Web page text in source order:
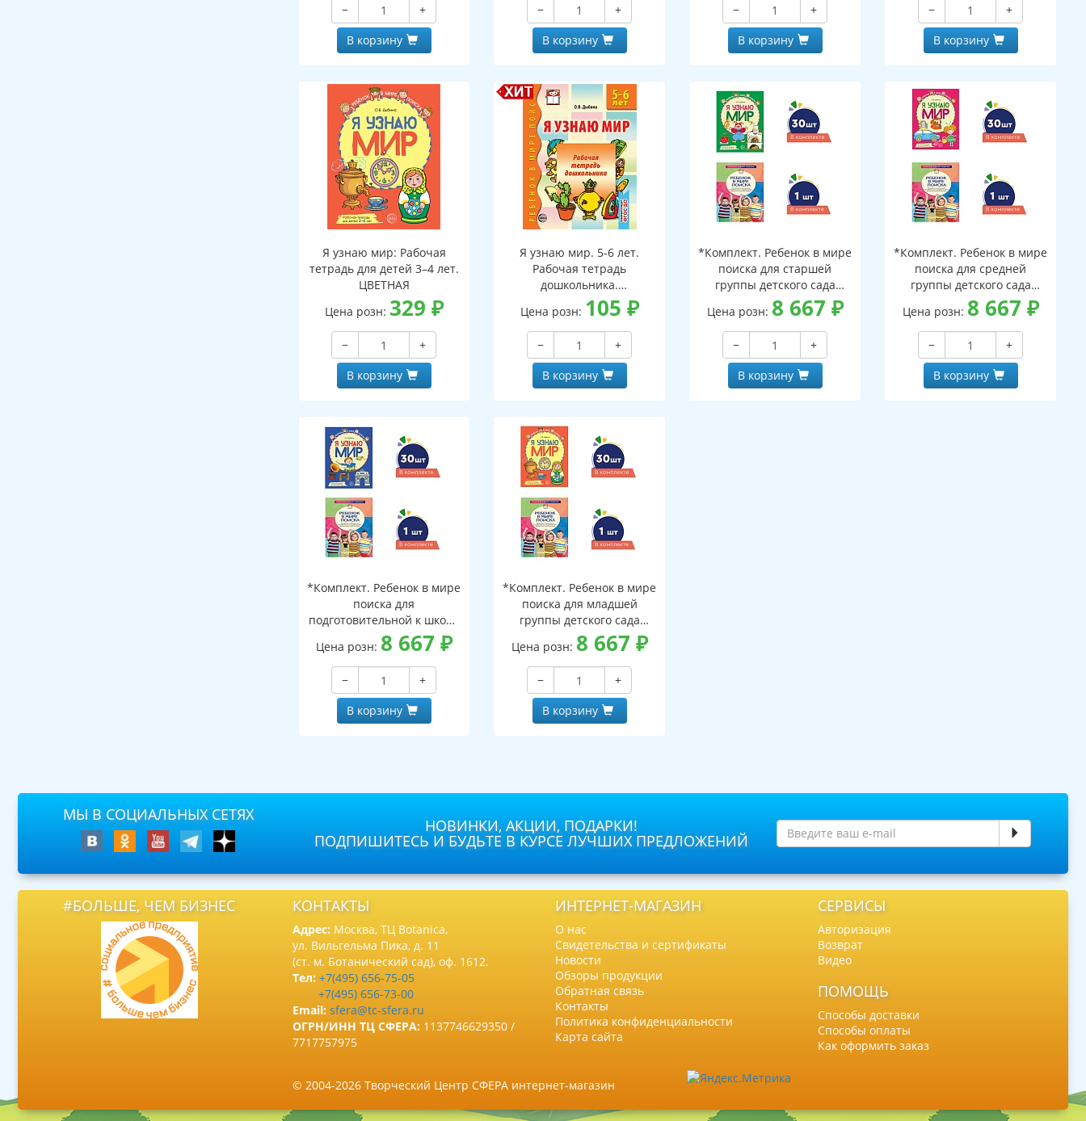
−
+
В корзину
−
+
В корзину
−
+
В корзину
−
+
В корзину
Я узнаю мир: Рабочая
тетрадь для детей 3–4 лет.
ЦВЕТНАЯ
Цена розн: 329 ₽
−
+
В корзину
Я узнаю мир. 5-6 лет.
Рабочая тетрадь
дошкольника.
Соответствует ФГОС ДО
Цена розн: 105 ₽
−
+
В корзину
*Комплект. Ребенок в мире
поиска для старшей
группы детского сада
(детям 5—6 лет)
программа+ 30 тетр
Цена розн: 8 667 ₽
−
+
В корзину
*Комплект. Ребенок в мире
поиска для средней
группы детского сада
(детям 4—5 лет)
программа+ 30 тетр
Цена розн: 8 667 ₽
−
+
В корзину
*Комплект. Ребенок в мире
поиска для
подготовительной к школе
группы детского сада
(детям 6—7 лет)
программа+ 30 тетрадей
Цена розн: 8 667 ₽
−
+
В корзину
*Комплект. Ребенок в мире
поиска для младшей
группы детского сада
(детям 3—4 лет)
программа+ 30 тетр
Цена розн: 8 667 ₽
−
+
В корзину
МЫ В СОЦИАЛЬНЫХ СЕТЯХ
НОВИНКИ, АКЦИИ, ПОДАРКИ!
ПОДПИШИТЕСЬ И БУДЬТЕ В КУРСЕ ЛУЧШИХ ПРЕДЛОЖЕНИЙ
#БОЛЬШЕ, ЧЕМ БИЗНЕС КОНТАКТЫ
Адрес: Москва, ТЦ Botanica,
ул. Вильгельма Пика, д. 11
(ст. м. Ботанический сад), оф. 1612.
Тел: +7(495) 656-75-05
+7(495) 656-73-00
Email: sfera@tc-sfera.ru
ОГРН/ИНН ТЦ СФЕРА: 1137746629350 /
7717757975
ИНТЕРНЕТ-МАГАЗИН
О нас
Свидетельства и сертификаты
Новости
Обзоры продукции
Обратная связь
Контакты
Политика конфиденциальности
Карта сайта
СЕРВИСЫ
Авторизация
Возврат
Видео
ПОМОЩЬ
Способы доставки
Способы оплаты
Как оформить заказ
© 2004-2026 Творческий Центр СФЕРА интернет-магазин